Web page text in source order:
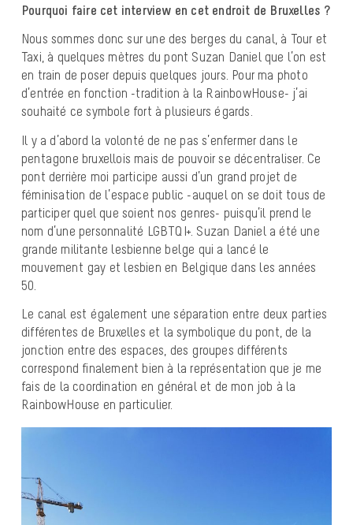
Pourquoi faire cet interview en cet endroit de Bruxelles ?
Nous sommes donc sur une des berges du canal, à Tour et
Taxi, à quelques mètres du pont Suzan Daniel que l’on est
en train de poser depuis quelques jours. Pour ma photo
d’entrée en fonction -tradition à la RainbowHouse- j’ai
souhaité ce symbole fort à plusieurs égards.
Il y a d’abord la volonté de ne pas s’enfermer dans le
pentagone bruxellois mais de pouvoir se décentraliser. Ce
pont derrière moi participe aussi d’un grand projet de
féminisation de l’espace public -auquel on se doit tous de
participer quel que soient nos genres- puisqu’il prend le
nom d’une personnalité LGBTQI+. Suzan Daniel a été une
grande militante lesbienne belge qui a lancé le
mouvement gay et lesbien en Belgique dans les années
50.
Le canal est également une séparation entre deux parties
différentes de Bruxelles et la symbolique du pont, de la
jonction entre des espaces, des groupes différents
correspond finalement bien à la représentation que je me
fais de la coordination en général et de mon job à la
RainbowHouse en particulier.